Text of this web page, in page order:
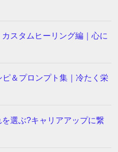
スタムヒーリング編｜心に
＆プロンプト集｜冷たく栄
選ぶ?キャリアアップに繋